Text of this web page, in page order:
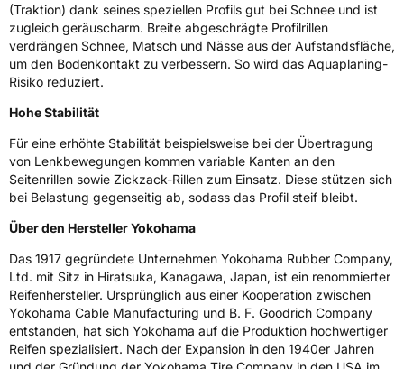
EPREL ID638640
Allgemeine Produktsicherheit (GPSR)
Herstellerkontakt
(Traktion) dank seines speziellen Profils gut bei Schnee und ist
zugleich geräuscharm. Breite abgeschrägte Profilrillen
verdrängen Schnee, Matsch und Nässe aus der Aufstandsfläche,
um den Bodenkontakt zu verbessern. So wird das Aquaplaning-
Risiko reduziert.
Hohe Stabilität
Für eine erhöhte Stabilität beispielsweise bei der Übertragung
von Lenkbewegungen kommen variable Kanten an den
Seitenrillen sowie Zickzack-Rillen zum Einsatz. Diese stützen sich
bei Belastung gegenseitig ab, sodass das Profil steif bleibt.
Über den Hersteller Yokohama
Das 1917 gegründete Unternehmen Yokohama Rubber Company,
Ltd. mit Sitz in Hiratsuka, Kanagawa, Japan, ist ein renommierter
Reifenhersteller. Ursprünglich aus einer Kooperation zwischen
Yokohama Cable Manufacturing und B. F. Goodrich Company
entstanden, hat sich Yokohama auf die Produktion hochwertiger
Reifen spezialisiert. Nach der Expansion in den 1940er Jahren